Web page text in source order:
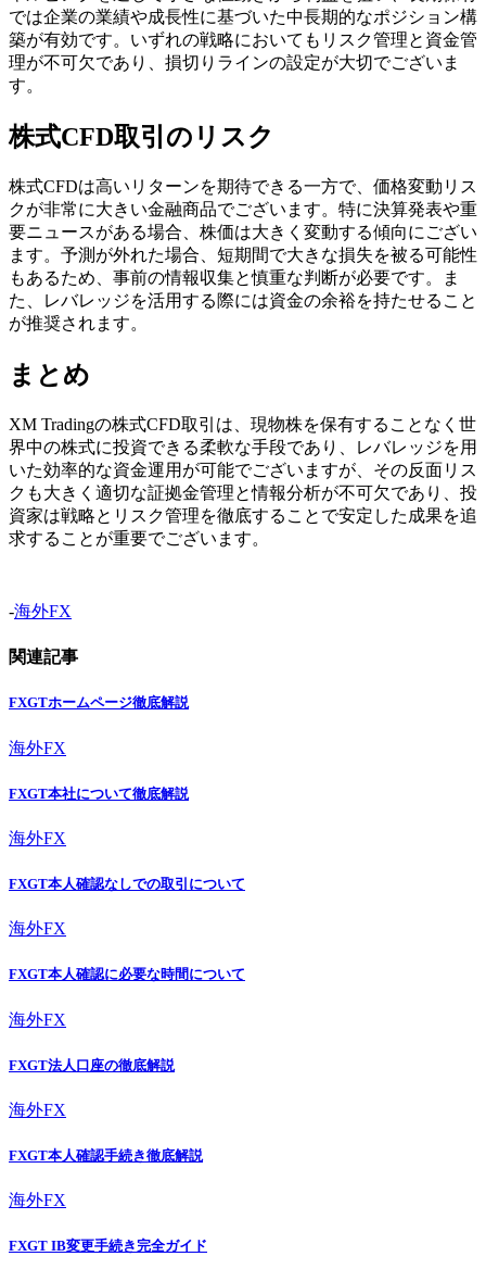
では企業の業績や成長性に基づいた中長期的なポジション構
築が有効です。いずれの戦略においてもリスク管理と資金管
理が不可欠であり、損切りラインの設定が大切でございま
す。
株式CFD取引のリスク
株式CFDは高いリターンを期待できる一方で、価格変動リス
クが非常に大きい金融商品でございます。特に決算発表や重
要ニュースがある場合、株価は大きく変動する傾向にござい
ます。予測が外れた場合、短期間で大きな損失を被る可能性
もあるため、事前の情報収集と慎重な判断が必要です。ま
た、レバレッジを活用する際には資金の余裕を持たせること
が推奨されます。
まとめ
XM Tradingの株式CFD取引は、現物株を保有することなく世
界中の株式に投資できる柔軟な手段であり、レバレッジを用
いた効率的な資金運用が可能でございますが、その反面リス
クも大きく適切な証拠金管理と情報分析が不可欠であり、投
資家は戦略とリスク管理を徹底することで安定した成果を追
求することが重要でございます。
-海外FX
関連記事
FXGTホームページ徹底解説
海外FX
FXGT本社について徹底解説
海外FX
FXGT本人確認なしでの取引について
海外FX
FXGT本人確認に必要な時間について
海外FX
FXGT法人口座の徹底解説
海外FX
FXGT本人確認手続き徹底解説
海外FX
FXGT IB変更手続き完全ガイド